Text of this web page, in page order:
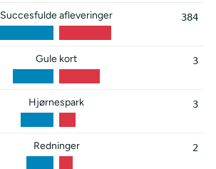
Succesfulde afleveringer 384
Gule kort 3
Hjørnespark 3
Redninger 2